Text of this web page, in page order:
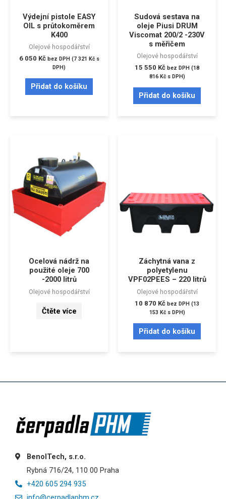
Výdejní pistole EASY
OIL s průtokoměrem
K400
Olejové hospodářství
6 050 Kč bez DPH (7 321 Kčs
DPH)
Přidat do košíku
Sudová sestava na
oleje Piusi DRUM
Viscomat 200/2 -230V
s měřičem
Olejové hospodářství
15 550 Kč bez DPH (18
816 Kčs DPH)
Přidat do košíku
Ocelová nádrž na
použité oleje 700
-2000 litrů
Olejové hospodářství
Čtěte více
Záchytná vana z
polyetylenu
VPF02PEES – 220 litrů
Olejové hospodářství
10 870 Kč bez DPH (13
153 Kčs DPH)
Přidat do košíku
BenolTech, s.r.o.
Rybná 716/24, 110 00 Praha
+420 605 294 935